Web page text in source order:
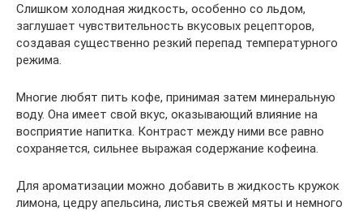
Слишком холодная жидкость, особенно со льдом,
заглушает чувствительность вкусовых рецепторов,
создавая существенно резкий перепад температурного
режима.
Многие любят пить кофе, принимая затем минеральную
воду. Она имеет свой вкус, оказывающий влияние на
восприятие напитка. Контраст между ними все равно
сохраняется, сильнее выражая содержание кофеина.
Для ароматизации можно добавить в жидкость кружок
лимона, цедру апельсина, листья свежей мяты и немного